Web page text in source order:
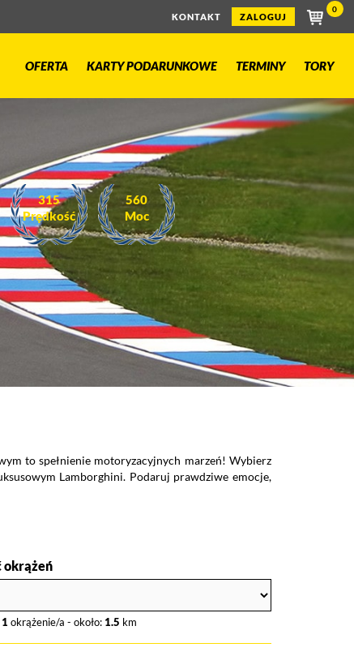
KONTAKT ZALOGUJ
0
OFERTA KARTY PODARUNKOWE TERMINY TORY
315
Prędkość
560
Moc
to spełnienie motoryzacyjnych marzeń! Wybierz
Lamborghini. Podaruj prawdziwe emocje,
okrążeń
1 okrążenie/a - około: 1.5 km